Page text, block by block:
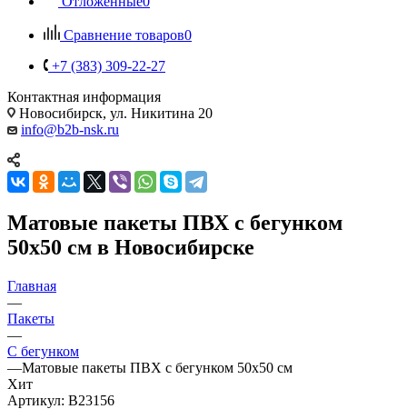
Сравнение товаров0
+7 (383) 309-22-27
Контактная информация
Новосибирск, ул. Никитина 20
info@b2b-nsk.ru
Матовые пакеты ПВХ с бегунком
50х50 см в Новосибирске
Главная
—
Пакеты
—
С бегунком
—Матовые пакеты ПВХ с бегунком 50х50 см
Хит
Артикул: B23156